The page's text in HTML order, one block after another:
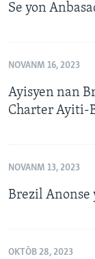
Se yon
NOVANM 16, 2023
Ayisyen nan
Charter Ayiti-
NOVANM 13, 2023
Brezil Anonse
OKTÒB 28, 2023